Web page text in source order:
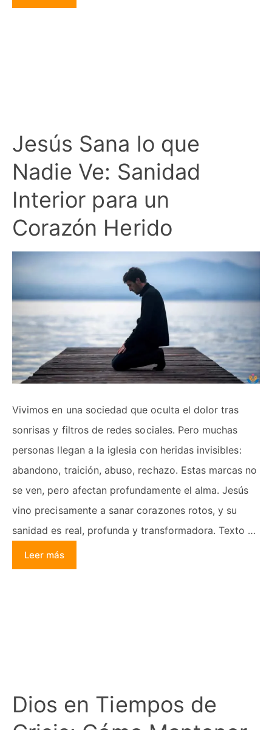
Jesús Sana lo que
Nadie Ve: Sanidad
Interior para un
Corazón Herido
Vivimos en una sociedad que oculta el dolor tras
sonrisas y filtros de redes sociales. Pero muchas
personas llegan a la iglesia con heridas invisibles:
abandono, traición, abuso, rechazo. Estas marcas no
se ven, pero afectan profundamente el alma. Jesús
vino precisamente a sanar corazones rotos, y su
sanidad es real, profunda y transformadora. Texto …
Leer más
Dios en Tiempos de